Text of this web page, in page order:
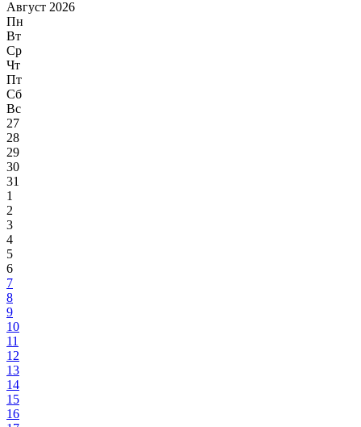
Август 2026
Пн
Вт
Ср
Чт
Пт
Сб
Вс
27
28
29
30
31
1
2
3
4
5
6
7
8
9
10
11
12
13
14
15
16